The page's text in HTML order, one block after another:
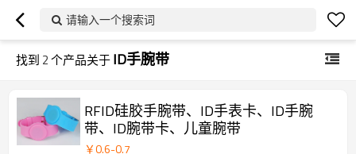
请输入一个搜索词
找到 2个产品关于ID手腕带
RFID硅胶手腕带、ID手表卡、ID手腕
带、ID腕带卡、儿童腕带
￥0.6-0.7